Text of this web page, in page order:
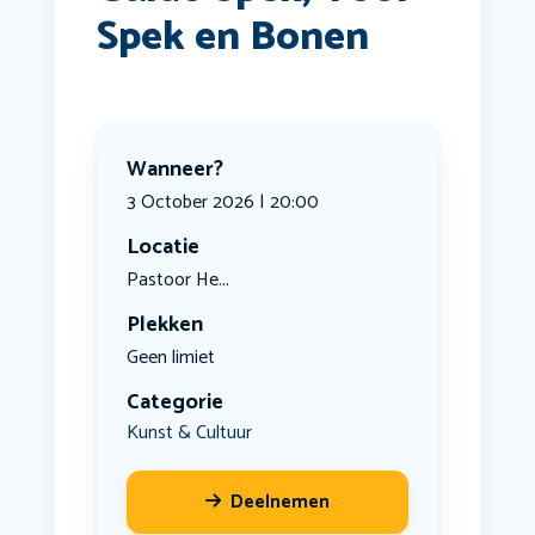
Spek en Bonen
Wanneer?
3 October 2026 | 20:00
Locatie
Pastoor He...
Plekken
Geen limiet
Categorie
Kunst & Cultuur
Deelnemen